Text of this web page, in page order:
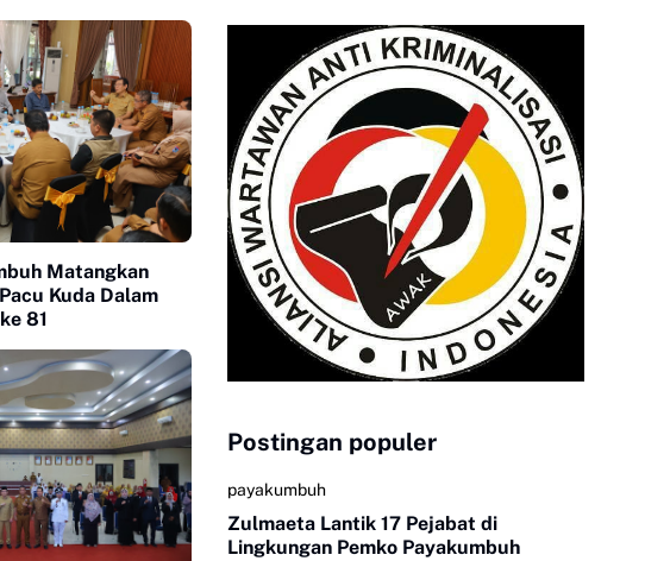
Matangkan
Kuda Dalam
81
Postingan populer
payakumbuh
Zulmaeta Lantik 17 Pejabat di
Lingkungan Pemko Payakumbuh